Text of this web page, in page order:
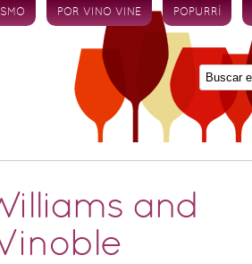
POR VINO VINE POPURRÍ
and